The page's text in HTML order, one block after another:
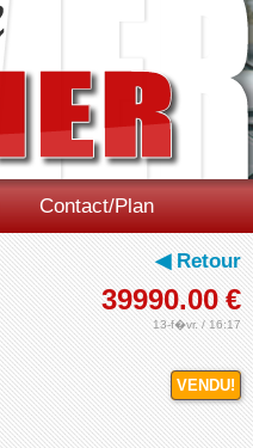
Contact/Plan
◀ Retour
39990.00 €
13-f�vr. / 16:17
VENDU!